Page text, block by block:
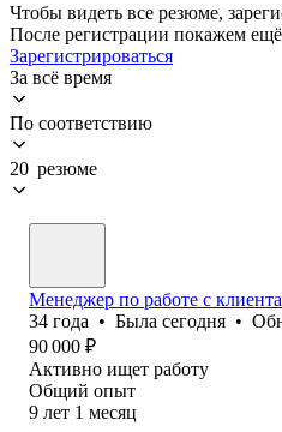
Чтобы видеть все резюме,
После регистрации покажем
Зарегистрироваться
За всё время
По соответствию
20 резюме
Менеджер по работе с
34 года • Была сегодня •
90 000 ₽
Активно ищет работу
Общий опыт
9 лет 1 месяц